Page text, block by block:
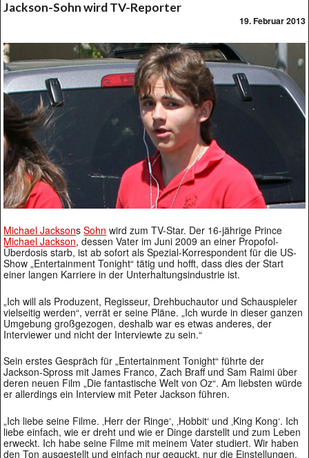
Jackson-Sohn wird TV-Reporter
19. Februar 2013
Michael JacksonsSohn wird zum TV-Star. Der 16-jährige Prince
Michael Jackson, dessen Vater im Juni 2009 an einer Propofol-
Überdosis starb, ist ab sofort als Spezial-Korrespondent für die US-
Show „Entertainment Tonight“ tätig und hofft, dass dies der Start
einer langen Karriere in der Unterhaltungsindustrie ist.
„Ich will als Produzent, Regisseur, Drehbuchautor und Schauspieler
vielseitig werden“, verrät er seine Pläne. „Ich wurde in dieser ganzen
Umgebung großgezogen, deshalb war es etwas anderes, der
Interviewer und nicht der Interviewte zu sein.“
Sein erstes Gespräch für „Entertainment Tonight“ führte der
Jackson-Spross mit James Franco, Zach Braff und Sam Raimi über
deren neuen Film „Die fantastische Welt von Oz“. Am liebsten würde
er allerdings ein Interview mit Peter Jackson führen.
„Ich liebe seine Filme. ‚Herr der Ringe‘, ‚Hobbit‘ und ‚King Kong‘. Ich
liebe einfach, wie er dreht und wie er Dinge darstellt und zum Leben
erweckt. Ich habe seine Filme mit meinem Vater studiert. Wir haben
den Ton ausgestellt und einfach nur geguckt, nur die Einstellungen,